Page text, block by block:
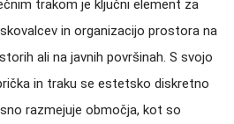
trakom je ključni element za
in organizacijo prostora na
ali na javnih površinah. S svojo
in traku se estetsko diskretno
razmejuje območja, kot so